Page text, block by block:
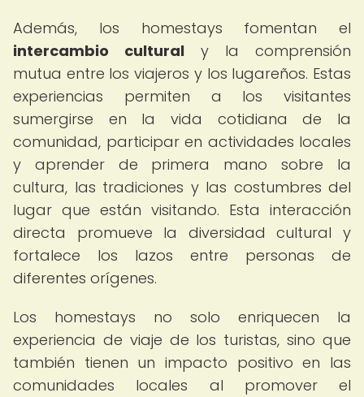
Además, los homestays fomentan el
intercambio cultural y la comprensión
mutua entre los viajeros y los lugareños. Estas
experiencias permiten a los visitantes
sumergirse en la vida cotidiana de la
comunidad, participar en actividades locales
y aprender de primera mano sobre la
cultura, las tradiciones y las costumbres del
lugar que están visitando. Esta interacción
directa promueve la diversidad cultural y
fortalece los lazos entre personas de
diferentes orígenes.
Los homestays no solo enriquecen la
experiencia de viaje de los turistas, sino que
también tienen un impacto positivo en las
comunidades locales al promover el